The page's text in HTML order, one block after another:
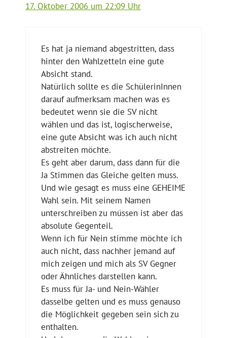
17. Oktober 2006 um 22:09 Uhr
Es hat ja niemand abgestritten, dass
hinter den Wahlzetteln eine gute
Absicht stand.
Natürlich sollte es die SchülerinInnen
darauf aufmerksam machen was es
bedeutet wenn sie die SV nicht
wählen und das ist, logischerweise,
eine gute Absicht was ich auch nicht
abstreiten möchte.
Es geht aber darum, dass dann für die
Ja Stimmen das Gleiche gelten muss.
Und wie gesagt es muss eine GEHEIME
Wahl sein. Mit seinem Namen
unterschreiben zu müssen ist aber das
absolute Gegenteil.
Wenn ich für Nein stimme möchte ich
auch nicht, dass nachher jemand auf
mich zeigen und mich als SV Gegner
oder Ähnliches darstellen kann.
Es muss für Ja- und Nein-Wähler
dasselbe gelten und es muss genauso
die Möglichkeit gegeben sein sich zu
enthalten.